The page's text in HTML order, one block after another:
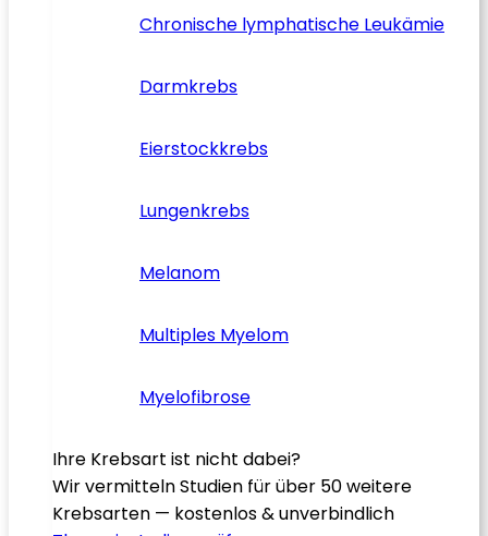
Chronische lymphatische Leukämie
Darmkrebs
Eierstockkrebs
Lungenkrebs
Melanom
Multiples Myelom
Myelofibrose
Ihre Krebsart ist nicht dabei?
Wir vermitteln Studien für über 50 weitere
Krebsarten — kostenlos & unverbindlich